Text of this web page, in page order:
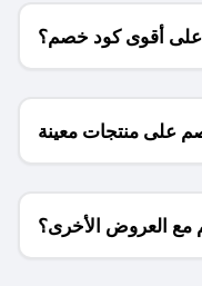
أقوى كود خصم؟
على منتجات معينة
فقط؟
العروض الأخرى؟